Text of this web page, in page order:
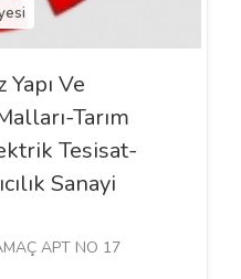
Ve
Tarım
Tesisat-
Sanayi
APT NO 17